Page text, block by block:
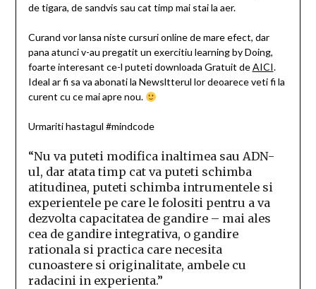
de tigara, de sandvis sau cat timp mai stai la aer.
Curand vor lansa niste cursuri online de mare efect, dar
pana atunci v-au pregatit un exercitiu learning by Doing,
foarte interesant ce-l puteti downloada Gratuit deAICI.
Ideal ar fi sa va abonati la Newsltterul lor deoarece veti fi la
curent cu ce mai apre nou.
Urmariti hastagul #mindcode
“Nu va puteti modifica inaltimea sau ADN-
ul, dar atata timp cat va puteti schimba
atitudinea, puteti schimba intrumentele si
experientele pe care le folositi pentru a va
dezvolta capacitatea de gandire – mai ales
cea de gandire integrativa, o gandire
rationala si practica care necesita
cunoastere si originalitate, ambele cu
radacini in experienta.”